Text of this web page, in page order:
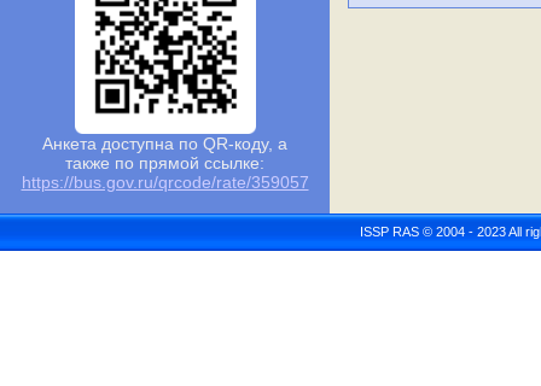
Анкета доступна по QR-коду, а
также по прямой ссылке:
https://bus.gov.ru/qrcode/rate/359057
ISSP RAS © 2004 - 2023 All